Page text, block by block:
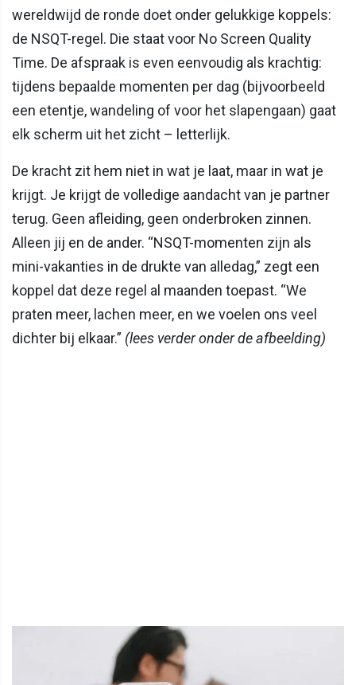
wereldwijd de ronde doet onder gelukkige koppels:
de NSQT-regel. Die staat voor No Screen Quality
Time. De afspraak is even eenvoudig als krachtig:
tijdens bepaalde momenten per dag (bijvoorbeeld
een etentje, wandeling of voor het slapengaan) gaat
elk scherm uit het zicht – letterlijk.
De kracht zit hem niet in wat je laat, maar in wat je
krijgt. Je krijgt de volledige aandacht van je partner
terug. Geen afleiding, geen onderbroken zinnen.
Alleen jij en de ander. “NSQT-momenten zijn als
mini-vakanties in de drukte van alledag,” zegt een
koppel dat deze regel al maanden toepast. “We
praten meer, lachen meer, en we voelen ons veel
dichter bij elkaar.” (lees verder onder de afbeelding)